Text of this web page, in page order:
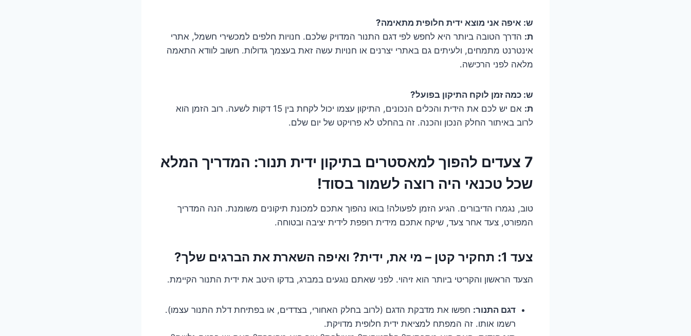
ש: איפה אני מוצא ידית חלופית מתאימה?
ת: הדרך הטובה ביותר היא לחפש לפי דגם התנור המדויק שלכם. חנויות חלפים למכשירי חשמל, אתרי
אינטרנט מתמחים, ולעיתים גם באתרי יצרנים או חנויות עשה זאת בעצמך גדולות. חשוב לוודא התאמה
מלאה לפני הרכישה.
ש: כמה זמן לוקח התיקון בפועל?
ת:
אם יש לכם את הידית והכלים הנכונים, התיקון עצמו יכול לקחת בין 15 דקות לשעה. רוב הזמן הוא
לרוב באיתור החלק הנכון והכנה. זה בהחלט לא פרויקט של יום שלם.
7 צעדים להפוך למאסטרים בתיקון ידית תנור: המדריך המלא
שכל טכנאי היה רוצה לשמור בסוד!
טוב, נגמרו הדיבורים. הגיע הזמן לפעולה! בואו נהפוך אתכם למכונת תיקונים משומנת. הנה המדריך
המפורט, צעד אחר צעד, שיקח אתכם מידית רופפת לידית יציבה ובטוחה.
צעד 1: תחקיר קטן – מי את, ידית? ואיפה השארת את הברגים שלך?
הצעד הראשון והקריטי ביותר הוא זיהוי. לפני שאתם נוגעים במברג, בדקו היטב את ידית התנור הקיימת.
דגם התנור: חפשו את מדבקת הדגם (לרוב בחלק האחורי, בצדדים, או בפתיחת דלת התנור עצמו).
רשמו אותו. זה המפתח למציאת ידית חלופית מדויקת.